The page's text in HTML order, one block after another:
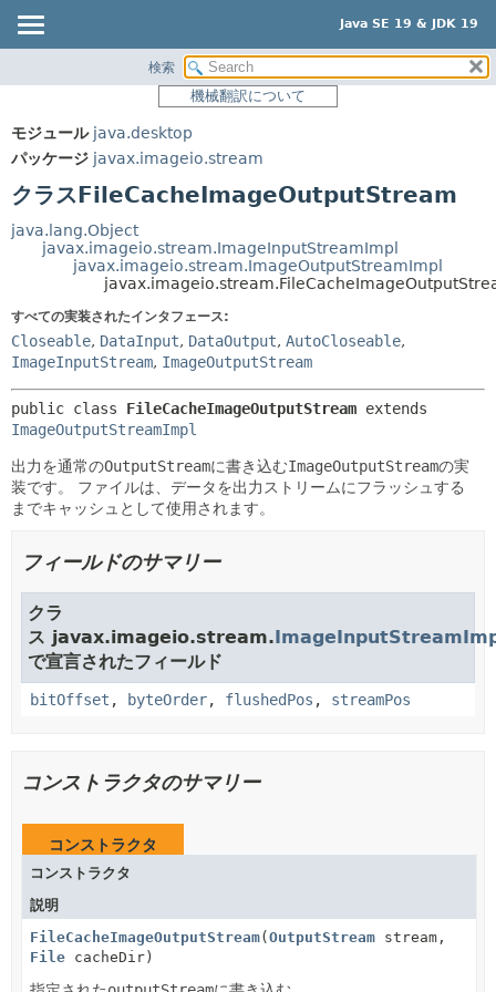
Java SE 19 & JDK 19
パッケージ
使用
ツリー
プレビュー
新規
非推奨
ヘルプ
サマリー:
ネスト済
メソッド
詳細:
フィールド
メソッド
検索
機械翻訳について
モジュール java.desktop
パッケージ javax.imageio.stream
クラスFileCacheImageOutputStream
java.lang.Object
javax.imageio.stream.ImageInputStreamImpl
javax.imageio.stream.ImageOutputStreamImpl
すべての実装されたインタフェース:
Closeable, DataInput, DataOutput, AutoCloseable,
ImageInputStream, ImageOutputStream
public class FileCacheImageOutputStream
ImageOutputStreamImpl
出力を通常のOutputStreamに書き込むImageOutputStreamの実
装です。
ファイルは、データを出力ストリームにフラッシュする
までキャッシュとして使用されます。
フィールドのサマリー
クラ
ス javax.imageio.stream.
で宣言されたフィールド
bitOffset , byteOrder, flushedPos , streamPos
コンストラクタのサマリー
コンストラクタ
コンストラクタ
説明
FileCacheImageOutputStream(OutputStream stream,
File cacheDir)